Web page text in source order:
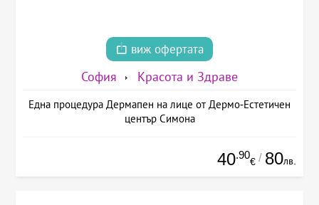
виж офертата
София Красота и Здраве
Една процедура Дермапен на лице от Дермо-Естетичен
център Симона
40.90
€ / 80лв.